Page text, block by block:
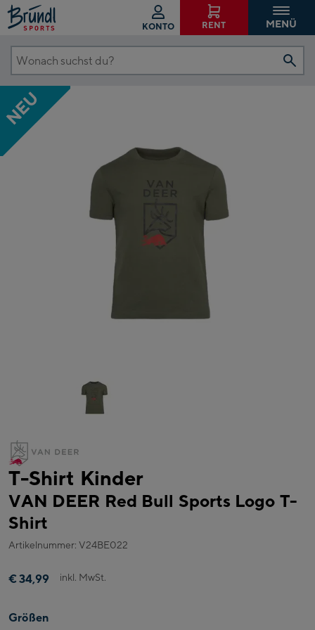
KONTO RENT MENÜ
Wonach
suchst
du?
NEU
T-Shirt Kinder
VAN DEER Red Bull Sports Logo T-
Shirt
Artikelnummer: V24BE022
€ 34,99 inkl. MwSt.
Größen